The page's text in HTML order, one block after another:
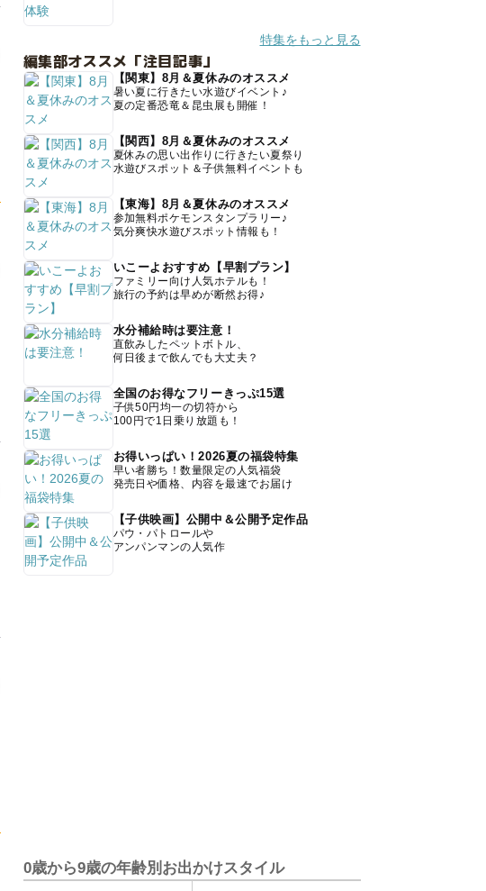
特集をもっと見る
編集部オススメ「注目記事」
【関東】8月＆夏休みのオススメ
暑い夏に行きたい水遊びイベント♪
夏の定番恐竜＆昆虫展も開催！
【関西】8月＆夏休みのオススメ
夏休みの思い出作りに行きたい夏祭り
水遊びスポット＆子供無料イベントも
【東海】8月＆夏休みのオススメ
参加無料ポケモンスタンプラリー♪
気分爽快水遊びスポット情報も！
いこーよおすすめ【早割プラン】
ファミリー向け人気ホテルも！
旅行の予約は早めが断然お得♪
水分補給時は要注意！
直飲みしたペットボトル、
何日後まで飲んでも大丈夫？
全国のお得なフリーきっぷ15選
子供50円均一の切符から
100円で1日乗り放題も！
お得いっぱい！2026夏の福袋特集
早い者勝ち！数量限定の人気福袋
発売日や価格、内容を最速でお届け
【子供映画】公開中＆公開予定作品
パウ・パトロールや
アンパンマンの人気作
0歳から9歳の年齢別お出かけスタイル